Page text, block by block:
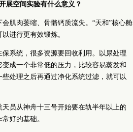
展空间实验有什么意义？
肌肉萎缩、骨骼钙质流失。“天和”核心舱
进行更有效锻炼。
系统，很多资源要回收利用。以尿处理
成一个非常低的压力，比较容易蒸发和
处理之后再通过净化系统过滤，就可以
员从神舟十三号开始要在轨半年以上的
好的基础。